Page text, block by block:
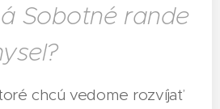
Sobotné rande
chcú vedome rozvíjať